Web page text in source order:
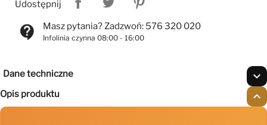
Udostępnij
contact_support Masz pytania? Zadzwoń: 576 320 020
Infolinia czynna 08:00 - 16:00
Dane techniczne expand_more
Opis produktu expand_less